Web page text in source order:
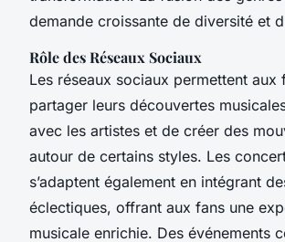
demande croissante de diversité et
Rôle des Réseaux Sociaux
Les réseaux sociaux permettent aux
partager leurs découvertes
avec les artistes et de créer des
autour de certains styles. Les
s’adaptent également en intégrant
éclectiques, offrant aux fans une
musicale enrichie. Des événements